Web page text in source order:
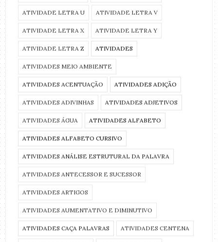
ATIVIDADE LETRA U ATIVIDADE LETRA V
ATIVIDADE LETRA X ATIVIDADE LETRA Y
ATIVIDADE LETRA Z ATIVIDADES
ATIVIDADES MEIO AMBIENTE
ATIVIDADES ACENTUAÇÃO ATIVIDADES ADIÇÃO
ATIVIDADES ADIVINHAS ATIVIDADES ADJETIVOS
ATIVIDADES ÁGUA ATIVIDADES ALFABETO
ATIVIDADES ALFABETO CURSIVO
ATIVIDADES ANÁLISE ESTRUTURAL DA PALAVRA
ATIVIDADES ANTECESSOR E SUCESSOR
ATIVIDADES ARTIGOS
ATIVIDADES AUMENTATIVO E DIMINUTIVO
ATIVIDADES CAÇA PALAVRAS ATIVIDADES CENTENA